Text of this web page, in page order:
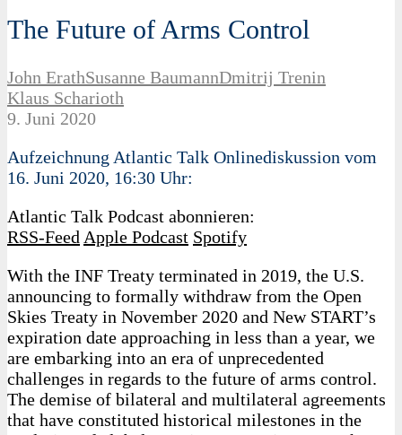
The Future of Arms Control
John ErathSusanne BaumannDmitrij Trenin
Klaus Scharioth
9. Juni 2020
Aufzeichnung Atlantic Talk Onlinediskussion vom
16. Juni 2020, 16:30 Uhr:
Atlantic Talk Podcast abonnieren:
RSS-Feed Apple Podcast Spotify
With the INF Treaty terminated in 2019, the U.S.
announcing to formally withdraw from the Open
Skies Treaty in November 2020 and New START’s
expiration date approaching in less than a year, we
are embarking into an era of unprecedented
challenges in regards to the future of arms control.
The demise of bilateral and multilateral agreements
that have constituted historical milestones in the